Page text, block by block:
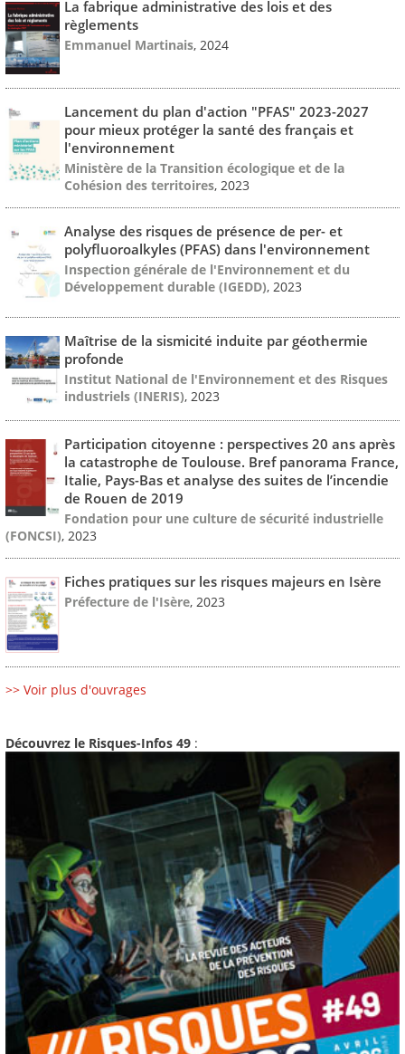
La fabrique administrative des lois et des
règlements
Emmanuel Martinais, 2024
Lancement du plan d'action "PFAS" 2023-2027
pour mieux protéger la santé des français et
l'environnement
Ministère de la Transition écologique et de la
Cohésion des territoires, 2023
Analyse des risques de présence de per- et
polyfluoroalkyles (PFAS) dans l'environnement
Inspection générale de l'Environnement et du
Développement durable (IGEDD), 2023
Maîtrise de la sismicité induite par géothermie
profonde
Institut National de l'Environnement et des Risques
industriels (INERIS), 2023
Participation citoyenne : perspectives 20 ans après
la catastrophe de Toulouse. Bref panorama France,
Italie, Pays-Bas et analyse des suites de l’incendie
de Rouen de 2019
Fondation pour une culture de sécurité industrielle
(FONCSI), 2023
Fiches pratiques sur les risques majeurs en Isère
Préfecture de l'Isère, 2023
>> Voir plus d'ouvrages
Découvrez le Risques-Infos 49 :